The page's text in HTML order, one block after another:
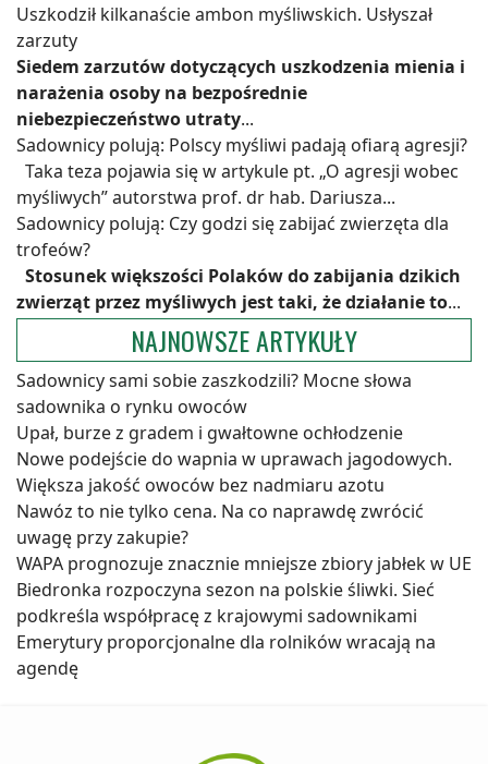
Uszkodził kilkanaście ambon myśliwskich. Usłyszał
zarzuty
Siedem zarzutów dotyczących uszkodzenia mienia i
narażenia osoby na bezpośrednie
niebezpieczeństwo utraty...
Sadownicy polują: Polscy myśliwi padają ofiarą agresji?
Taka teza pojawia się w artykule pt. „O agresji wobec
myśliwych” autorstwa prof. dr hab. Dariusza...
Sadownicy polują: Czy godzi się zabijać zwierzęta dla
trofeów?
Stosunek większości Polaków do zabijania dzikich
zwierząt przez myśliwych jest taki, że działanie to...
NAJNOWSZE ARTYKUŁY
Sadownicy sami sobie zaszkodzili? Mocne słowa
sadownika o rynku owoców
Upał, burze z gradem i gwałtowne ochłodzenie
Nowe podejście do wapnia w uprawach jagodowych.
Większa jakość owoców bez nadmiaru azotu
Nawóz to nie tylko cena. Na co naprawdę zwrócić
uwagę przy zakupie?
WAPA prognozuje znacznie mniejsze zbiory jabłek w UE
Biedronka rozpoczyna sezon na polskie śliwki. Sieć
podkreśla współpracę z krajowymi sadownikami
Emerytury proporcjonalne dla rolników wracają na
agendę